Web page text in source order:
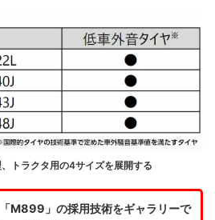
トラクタ用の4サイズを展開する
「M899」の採用技術をギャラリーで